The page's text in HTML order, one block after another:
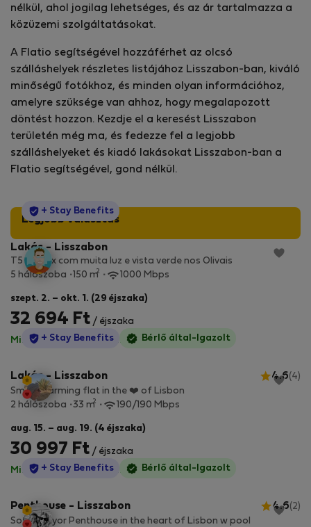
nélkül, ahol jogilag lehetséges, és az ár tartalmazza a
közüzemi szolgáltatásokat.
A Flatio segítségével hozzáférhet az olcsó
szálláshelyek részletes listájához Lisszabon-ban, kiváló
minőségű fotókhoz, és minden olyan információhoz,
amelyre szüksége van ahhoz, hogy megalapozott
döntést hozzon. Kezdje el a keresést Lisszabon
területén még ma, és fedezze fel a legjobb
szálláshelyeket és kiadó lakásokat Lisszabon-ban a
Flatio segítségével, gond nélkül.
Legjobb választás
StayProtection
+ Stay Benefits
Lakás - Lisszabon
T5 Duplex com muita luz e vista verde nos Olivais
5 hálószoba
150 m2 1000 Mbps
szept. 2. – okt. 1. (29 éjszaka)
32 694 Ft / éjszaka
Minden díj benne van·Nincs kaució
StayProtection
+ Stay Benefits Bérlő által-Igazolt
Lakás - Lisszabon 4.6(4)
Small charming flat in the ❤️ of Lisbon
2 hálószoba
33 m2 190/190 Mbps
aug. 15. – aug. 19. (4 éjszaka)
30 997 Ft / éjszaka
Minden díj benne van·Nincs kaució
StayProtection
+ Stay Benefits Bérlő által-Igazolt
Penthouse - Lisszabon 4.6(2)
Sottomayor Penthouse in the heart of Lisbon w pool